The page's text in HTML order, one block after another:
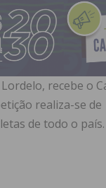
recebe o
realiza-se
de todo o país.